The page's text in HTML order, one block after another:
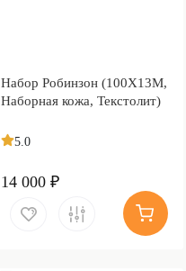
Набор Робинзон (100Х13М,
Наборная кожа, Текстолит)
5.0
14 000 ₽